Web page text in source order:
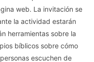
web. La invitación se
la actividad estarán
herramientas sobre la
bíblicos sobre cómo
escuchen de